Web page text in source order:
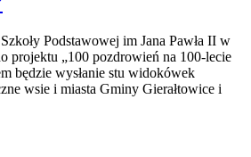
Podstawowej im Jana Pawła II w
projektu „100 pozdrowień na 100-lecie
będzie wysłanie stu widokówek
wsie i miasta Gminy Gierałtowice i